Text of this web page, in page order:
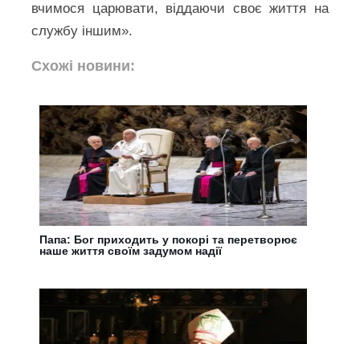
вчимося царювати, віддаючи своє життя на
службу іншим».
Схожі новини:
Папа: Бог приходить у покорі та перетворює
наше життя своїм задумом надії